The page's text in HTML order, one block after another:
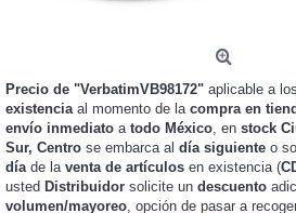
Precio de "VerbatimVB98172" aplicable a los
existenciaal momento de la compra en
envío inmediato a todo México, en stock
Sur, Centro se embarca al día siguiente o
díade la venta de artículos en existencia (
usted Distribuidor solicite un descuento
volumen/mayoreo, opción de pasar a